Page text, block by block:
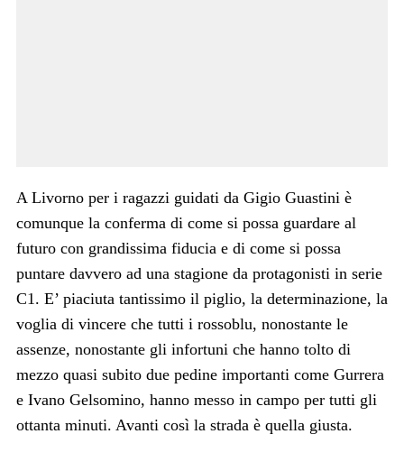
A Livorno per i ragazzi guidati da Gigio Guastini è
comunque la conferma di come si possa guardare al
futuro con grandissima fiducia e di come si possa
puntare davvero ad una stagione da protagonisti in serie
C1. E’ piaciuta tantissimo il piglio, la determinazione, la
voglia di vincere che tutti i rossoblu, nonostante le
assenze, nonostante gli infortuni che hanno tolto di
mezzo quasi subito due pedine importanti come Gurrera
e Ivano Gelsomino, hanno messo in campo per tutti gli
ottanta minuti. Avanti così la strada è quella giusta.